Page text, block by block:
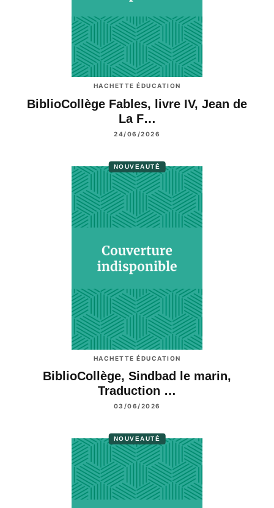
HACHETTE ÉDUCATION
BiblioCollège Fables, livre IV, Jean de
La F…
24/06/2026
NOUVEAUTÉ
HACHETTE ÉDUCATION
BiblioCollège, Sindbad le marin,
Traduction …
03/06/2026
NOUVEAUTÉ